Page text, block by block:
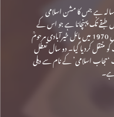
ہے جس کا مشن اسلامی
طبقے تک پہنچانا ہے جو اس کے
نصف کی نمائندہ ہے۔ حجاب کی داغ بیل رام پور میں 1970 میں مائل خیرآبادی مرحومؒ
فرید صاحبؒ کو منتقل کردیا گیا۔ دو سال تعطل
کا نقشِ ثالث ‘حجاب اسلامی’ کے نام سے دہلی